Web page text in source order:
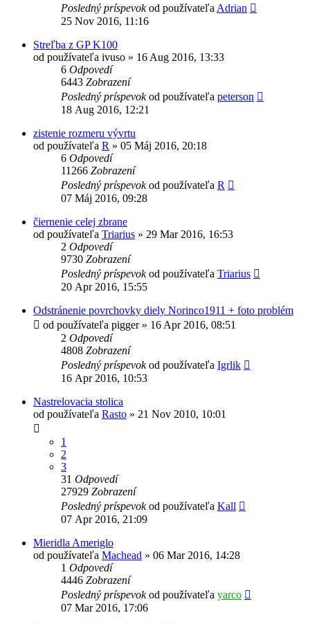
Posledný príspevokod používateľa Adrian
25 Nov 2016, 11:16
Streľba z GP K100
od používateľa ivuso » 16 Aug 2016, 13:33
6 Odpovedí
6443 Zobrazení
Posledný príspevokod používateľa peterson
18 Aug 2016, 12:21
zistenie rozmeru vývrtu
od používateľa R » 05 Máj 2016, 20:18
6 Odpovedí
11266 Zobrazení
Posledný príspevokod používateľa R
07 Máj 2016, 09:28
čiernenie celej zbrane
od používateľa Triarius » 29 Mar 2016, 16:53
2 Odpovedí
9730 Zobrazení
Posledný príspevokod používateľa Triarius
20 Apr 2016, 15:55
Odstránenie povrchovky diely Norinco1911 + foto problém
od používateľa pigger» 16 Apr 2016, 08:51
2 Odpovedí
4808 Zobrazení
Posledný príspevokod používateľa Igrlik
16 Apr 2016, 10:53
Nastrelovacia stolica
od používateľa Rasto » 21 Nov 2010, 10:01
1
2
3
31 Odpovedí
27929 Zobrazení
Posledný príspevokod používateľa Kall
07 Apr 2016, 21:09
Mieridla Ameriglo
od používateľa Machead » 06 Mar 2016, 14:28
1 Odpovedí
4446 Zobrazení
Posledný príspevokod používateľa yarco
07 Mar 2016, 17:06